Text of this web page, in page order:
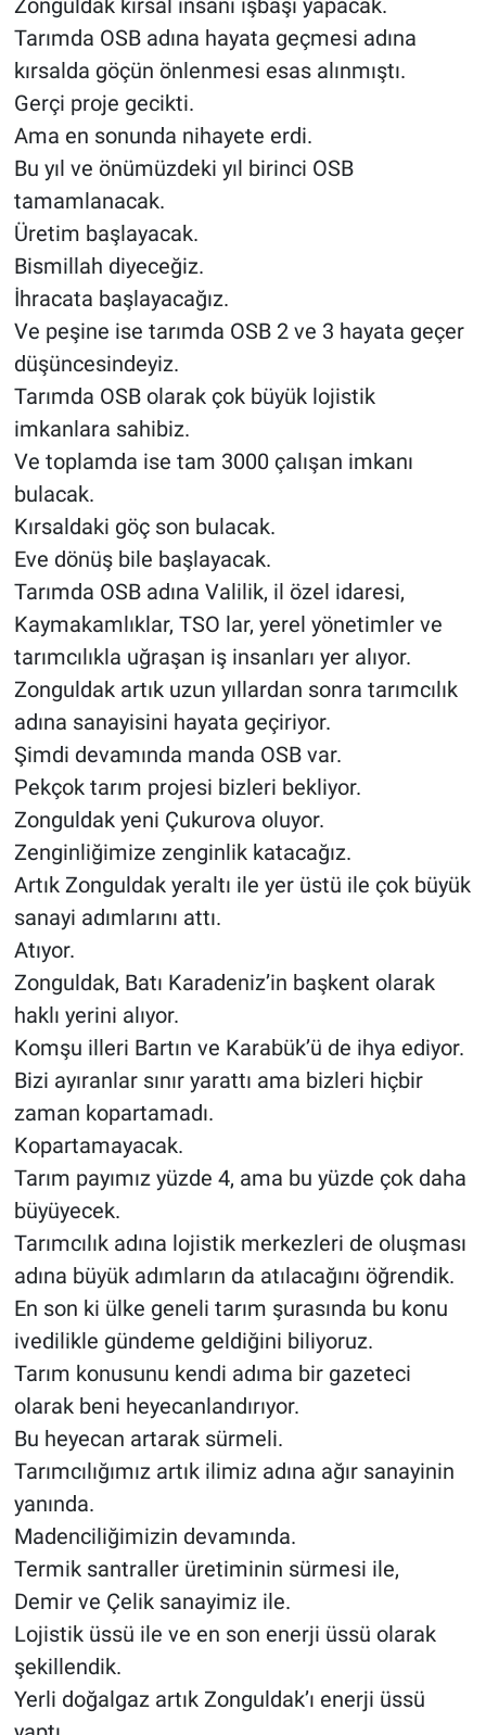
Zonguldak kırsal insanı işbaşı yapacak.
Tarımda OSB adına hayata geçmesi adına
kırsalda göçün önlenmesi esas alınmıştı.
Gerçi proje gecikti.
Ama en sonunda nihayete erdi.
Bu yıl ve önümüzdeki yıl birinci OSB
tamamlanacak.
Üretim başlayacak.
Bismillah diyeceğiz.
İhracata başlayacağız.
Ve peşine ise tarımda OSB 2 ve 3 hayata geçer
düşüncesindeyiz.
Tarımda OSB olarak çok büyük lojistik
imkanlara sahibiz.
Ve toplamda ise tam 3000 çalışan imkanı
bulacak.
Kırsaldaki göç son bulacak.
Eve dönüş bile başlayacak.
Tarımda OSB adına Valilik, il özel idaresi,
Kaymakamlıklar, TSO lar, yerel yönetimler ve
tarımcılıkla uğraşan iş insanları yer alıyor.
Zonguldak artık uzun yıllardan sonra tarımcılık
adına sanayisini hayata geçiriyor.
Şimdi devamında manda OSB var.
Pekçok tarım projesi bizleri bekliyor.
Zonguldak yeni Çukurova oluyor.
Zenginliğimize zenginlik katacağız.
Artık Zonguldak yeraltı ile yer üstü ile çok büyük
sanayi adımlarını attı.
Atıyor.
Zonguldak, Batı Karadeniz’in başkent olarak
haklı yerini alıyor.
Komşu illeri Bartın ve Karabük’ü de ihya ediyor.
Bizi ayıranlar sınır yarattı ama bizleri hiçbir
zaman kopartamadı.
Kopartamayacak.
Tarım payımız yüzde 4, ama bu yüzde çok daha
büyüyecek.
Tarımcılık adına lojistik merkezleri de oluşması
adına büyük adımların da atılacağını öğrendik.
En son ki ülke geneli tarım şurasında bu konu
ivedilikle gündeme geldiğini biliyoruz.
Tarım konusunu kendi adıma bir gazeteci
olarak beni heyecanlandırıyor.
Bu heyecan artarak sürmeli.
Tarımcılığımız artık ilimiz adına ağır sanayinin
yanında.
Madenciliğimizin devamında.
Termik santraller üretiminin sürmesi ile,
Demir ve Çelik sanayimiz ile.
Lojistik üssü ile ve en son enerji üssü olarak
şekillendik.
Yerli doğalgaz artık Zonguldak’ı enerji üssü